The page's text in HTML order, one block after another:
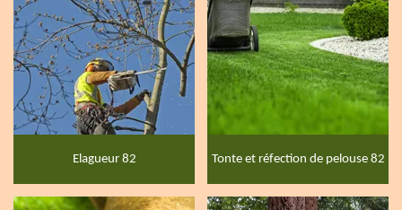
Elagueur 82 Tonte et réfection de pelouse 82